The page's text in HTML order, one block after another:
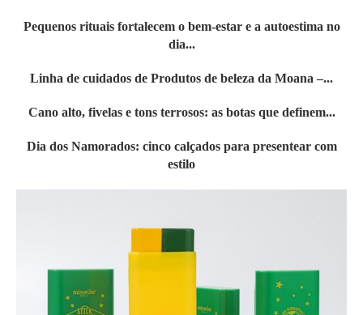
Pequenos rituais fortalecem o bem-estar e a autoestima no
dia...
Linha de cuidados de Produtos de beleza da Moana –...
Cano alto, fivelas e tons terrosos: as botas que definem...
Dia dos Namorados: cinco calçados para presentear com
estilo